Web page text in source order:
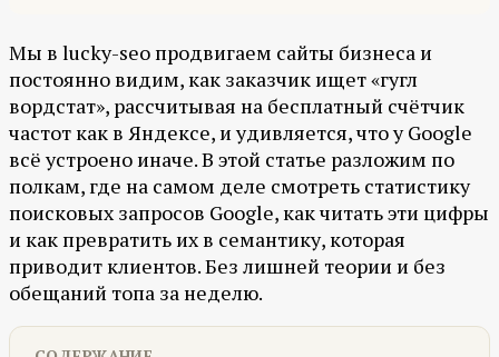
Мы в lucky-seo продвигаем сайты бизнеса и
постоянно видим, как заказчик ищет «гугл
вордстат», рассчитывая на бесплатный счётчик
частот как в Яндексе, и удивляется, что у Google
всё устроено иначе. В этой статье разложим по
полкам, где на самом деле смотреть статистику
поисковых запросов Google, как читать эти цифры
и как превратить их в семантику, которая
приводит клиентов. Без лишней теории и без
обещаний топа за неделю.